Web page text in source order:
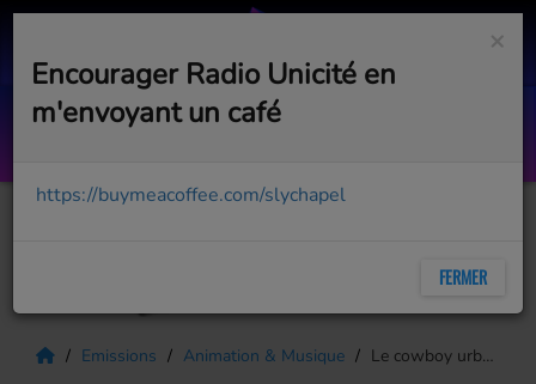
FLASH Arts & spectacles - Luc
Emissions Animation & Musique Le cowboy urbain sur la route
×
Encourager Radio Unicité en
m'envoyant un café
https://buymeacoffee.com/slychapel
FERMER